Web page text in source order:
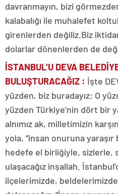
davranmayın, bizi
kalabalığı ile muhalefet
girenlerden değiliz.Biz
dolarlar dönenlerden de
İSTANBUL’U DEVA
BULUŞTURACAĞIZ : İşte
yüzden, biz buradayız; O
yüzden Türkiye’nin dört bir
alnımız ak, milletimizin
yola, “insan onuruna yaraşır
hedefe el birliğiyle, sizlerle,
ulaşacağız inşallah.
ilçelerimizde, beldelerimizde;